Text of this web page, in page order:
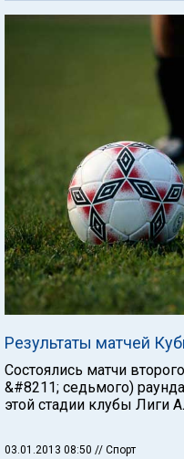
Результаты матчей
Состоялись матчи
&#8211; седьмого)
этой стадии клубы Лиги
03.01.2013 08:50 // Спорт